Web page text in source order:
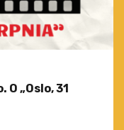
„Oslo, 31